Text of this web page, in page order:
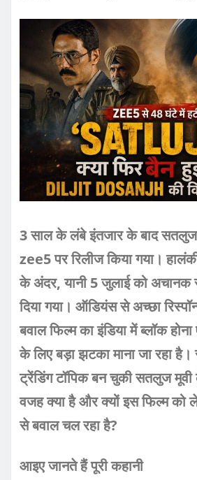
3 साल के लंबे इंतजार के बाद
zee5 पर रिलीज किया गया।
के अंदर, यानी 5 जुलाई को अचानक
दिया गया। ऑडियंस से अच्छा
बवाल फिल्म का इंडिया में ब्लॉक
के लिए बड़ा झटका माना जा रहा है।
ट्रेंडिंग टॉपिक बन चुकी सतलुज
वजह क्या है और क्यों इस फिल्म को
से बवाल चल रहा है?
आइए जानते हैं पूरी कहानी